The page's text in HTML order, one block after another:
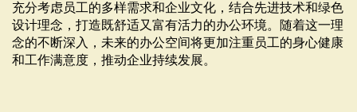
充分考虑员工的多样需求和企业文化，结合先进技术和绿色
设计理念，打造既舒适又富有活力的办公环境。随着这一理
念的不断深入，未来的办公空间将更加注重员工的身心健康
和工作满意度，推动企业持续发展。